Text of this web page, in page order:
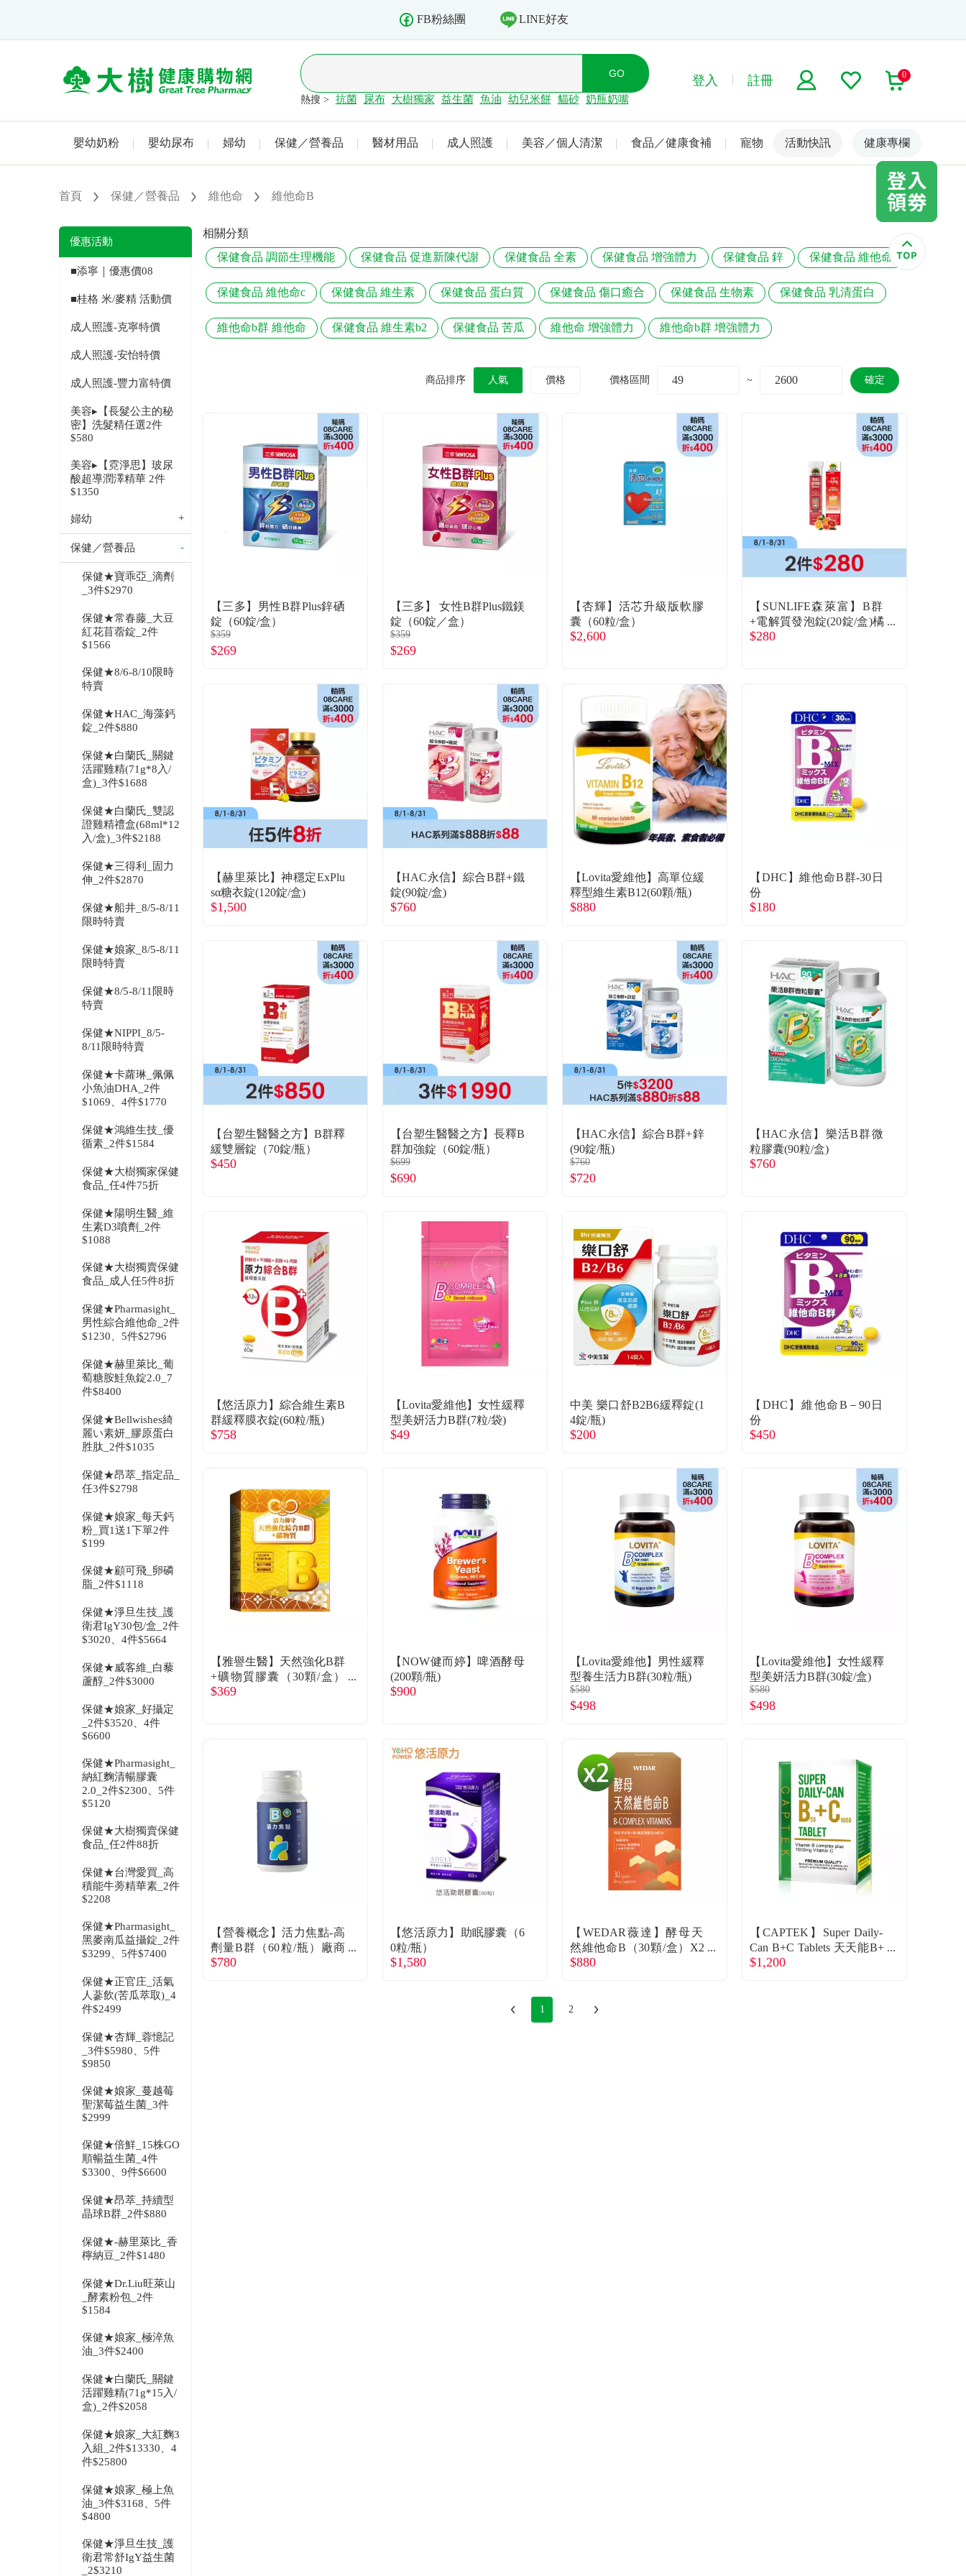
FB粉絲團 LINE好友
熱搜 > 抗菌 尿布 大樹獨家 益生菌 魚油 幼兒米餅 貓砂 奶瓶奶嘴
登入 註冊 0
嬰幼奶粉 嬰幼尿布 婦幼 保健／營養品 醫材用品 成人照護 美容／個人清潔 食品／健康食補 寵物 名人嚴選
活動快訊 健康專欄
首頁 保健／營養品 維他命 維他命B
優惠活動
■添寧｜優惠價08
■桂格 米/麥精 活動價
成人照護-克寧特價
成人照護-安怡特價
成人照護-豐力富特價
美容▸【長髮公主的秘
密】洗髮精任選2件
$580
美容▸【霓淨思】玻尿
酸超導潤澤精華 2件
$1350
婦幼
保健／營養品
保健★寶乖亞_滴劑
_3件$2970
保健★常春藤_大豆
紅花苜蓿錠_2件
$1566
保健★8/6-8/10限時
特賣
保健★HAC_海藻鈣
錠_2件$880
保健★白蘭氏_關鍵
活躍雞精(71g*8入/
盒)_3件$1688
保健★白蘭氏_雙認
證雞精禮盒(68ml*12
入/盒)_3件$2188
保健★三得利_固力
伸_2件$2870
保健★船井_8/5-8/11
限時特賣
保健★娘家_8/5-8/11
限時特賣
保健★8/5-8/11限時
特賣
保健★NIPPI_8/5-
8/11限時特賣
保健★卡蘿琳_佩佩
小魚油DHA_2件
$1069、4件$1770
保健★鴻維生技_優
循素_2件$1584
保健★大樹獨家保健
食品_任4件75折
保健★陽明生醫_維
生素D3噴劑_2件
$1088
保健★大樹獨賣保健
食品_成人任5件8折
保健★Pharmasight_
男性綜合維他命_2件
$1230、5件$2796
保健★赫里萊比_葡
萄糖胺鮭魚錠2.0_7
件$8400
保健★Bellwishes綺
麗い素妍_膠原蛋白
胜肽_2件$1035
保健★昂萃_指定品_
任3件$2798
保健★娘家_每天鈣
粉_買1送1下單2件
$199
保健★顧可飛_卵磷
脂_2件$1118
保健★淨旦生技_護
衛君IgY30包/盒_2件
$3020、4件$5664
保健★威客維_白藜
蘆醇_2件$3000
保健★娘家_好攝定
_2件$3520、4件
$6600
保健★Pharmasight_
納紅麴清暢膠囊
2.0_2件$2300、5件
$5120
保健★大樹獨賣保健
食品_任2件88折
保健★台灣愛買_高
積能牛蒡精華素_2件
$2208
保健★Pharmasight_
黑麥南瓜益攝錠_2件
$3299、5件$7400
保健★正官庄_活氣
人蔘飲(苦瓜萃取)_4
件$2499
保健★杏輝_蓉憶記
_3件$5980、5件
$9850
保健★娘家_蔓越莓
聖潔莓益生菌_3件
$2999
保健★倍鮮_15株GO
順暢益生菌_4件
$3300、9件$6600
保健★昂萃_持續型
晶球B群_2件$880
保健★-赫里萊比_香
檸納豆_2件$1480
保健★Dr.Liu旺萊山
_酵素粉包_2件
$1584
保健★娘家_極淬魚
油_3件$2400
保健★白蘭氏_關鍵
活躍雞精(71g*15入/
盒)_2件$2058
保健★娘家_大紅麴3
入組_2件$13330、4
件$25800
保健★娘家_極上魚
油_3件$3168、5件
$4800
保健★淨旦生技_護
衛君常舒IgY益生菌
_2$3210
相關分類
保健食品 調節生理機能
保健食品 促進新陳代謝 保健食品 全素 保健食品 增強體力 保健食品 鋅 保健食品 維他命
保健食品 維他命c 保健食品 維生素 保健食品 蛋白質 保健食品 傷口癒合 保健食品 生物素 保健食品 乳清蛋白
維他命b群 維他命 保健食品 維生素b2 保健食品 苦瓜 維他命 增強體力 維他命b群 增強體力
商品排序 人氣 價格 價格區間 ~ 確定
【三多】男性B群Plus鋅硒
錠（60錠/盒）
$359
$269
【三多】 女性B群Plus鐵鎂
錠（60錠／盒）
$359
$269
【杏輝】活芯升級版軟膠
囊（60粒/盒）
$2,600
【SUNLIFE森萊富】B群
+電解質發泡錠(20錠/盒)橘
子葡萄柚口味
$280
【赫里萊比】神穩定ExPlu
sα糖衣錠(120錠/盒)
$1,500
【HAC永信】綜合B群+鐵
錠(90錠/盒)
$760
【Lovita愛維他】高單位緩
釋型維生素B12(60顆/瓶)
$880
【DHC】維他命B群-30日
份
$180
【台塑生醫醫之方】B群釋
緩雙層錠（70錠/瓶）
$450
【台塑生醫醫之方】長釋B
群加強錠（60錠/瓶）
$699
$690
【HAC永信】綜合B群+鋅
(90錠/瓶)
$760
$720
【HAC永信】樂活B群微
粒膠囊(90粒/盒)
$760
【悠活原力】綜合維生素B
群緩釋膜衣錠(60粒/瓶)
$758
【Lovita愛維他】女性緩釋
型美妍活力B群(7粒/袋)
$49
中美 樂口舒B2B6緩釋錠(1
4錠/瓶)
$200
【DHC】維他命B－90日
份
$450
【雅譽生醫】天然強化B群
+礦物質膠囊（30顆/盒）
廠商直送
$369
【NOW健而婷】啤酒酵母
(200顆/瓶)
$900
【Lovita愛維他】男性緩釋
型養生活力B群(30粒/瓶)
$580
$498
【Lovita愛維他】女性緩釋
型美妍活力B群(30錠/盒)
$580
$498
【營養概念】活力焦點-高
劑量B群（60粒/瓶）廠商
直送
$780
【悠活原力】助眠膠囊（6
0粒/瓶）
$1,580
【WEDAR薇達】酵母天
然維他命B（30顆/盒）X2
廠商直送
$880
【CAPTEK】Super Daily-
Can B+C Tablets 天天能B+
C錠（50錠/瓶）
$1,200
1 2